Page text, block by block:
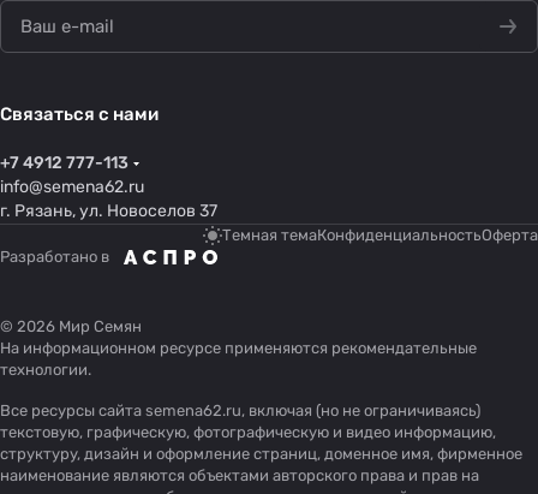
Связаться с нами
+7 4912 777-113
info@semena62.ru
г. Рязань, ул. Новоселов 37
Темная темаКонфиденциальностьОферта
Разработано в
© 2026 Мир Семян
На информационном ресурсе применяются рекомендательные
технологии.
Все ресурсы сайта semena62.ru, включая (но не ограничиваясь)
текстовую, графическую, фотографическую и видео информацию,
структуру, дизайн и оформление страниц, доменное имя, фирменное
наименование являются объектами авторского права и прав на